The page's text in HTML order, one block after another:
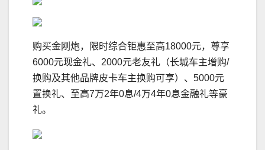
购买金刚炮，限时综合钜惠至高18000元，尊享
6000元现金礼、2000元老友礼（长城车主增购/
换购及其他品牌皮卡车主换购可享）、5000元
置换礼、至高7万2年0息/4万4年0息金融礼等豪
礼。